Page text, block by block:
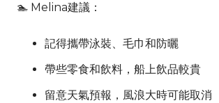
🏊 Melina建議：
記得攜帶泳裝、毛巾和防曬
帶些零食和飲料，船上飲品較貴
留意天氣預報，風浪大時可能取消